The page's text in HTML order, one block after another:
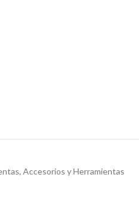
, Accesorios y Herramientas